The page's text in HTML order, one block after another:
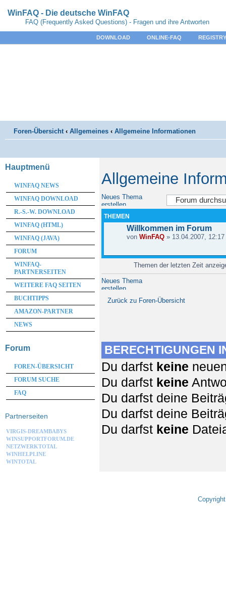
WinFAQ - Die deutsche WinFAQ
FAQ (Frequently Asked Questions) - Fragen und ihre Antworten
DOWNLOAD ONLINE-FAQ
Foren-Übersicht ‹ Allgemeines ‹ Allgemeine Informationen
Allgemeine
Neues Thema
erstellen
THEMEN
Willkommen im Forum
von WinFAQ» 13.04.2007, 12:17
Themen der letzten Zeit
Neues Thema
erstellen
Zurück zu Foren-Übersicht
BERECHTIGUNGEN
Du darfst keine
Du darfst keine
Du darfst deine
Du darfst deine
Du darfst keine
Hauptmenü
WINFAQ NEWS
WINFAQ DOWNLOAD
R.-S.-W. DOWNLOAD
WINFAQ (HTML)
WINFAQ (JAVA)
FORUM
WINFAQ-
PARTNERSEITEN
WEITERE FAQ SEITEN
BUCHTIPPS
AMAZON-PARTNER
NEWS
Forum
FOREN-ÜBERSICHT
FORUM SUCHE
FAQ
Partnerseiten
VIRGIS-DREAMBABYS
WINSUPPORTFORUM.DE
NETZWERKTOTAL
WINHELPLINE
WINTOTAL